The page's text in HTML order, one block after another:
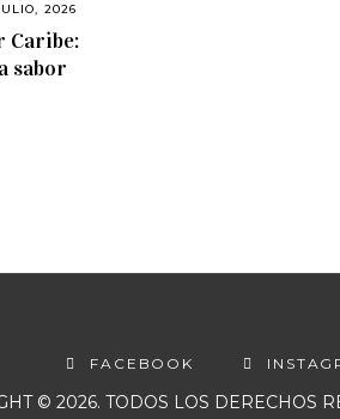
2026
Caribe:
sabor
FACEBOOK
© 2026. TODOS LOS DERECHOS